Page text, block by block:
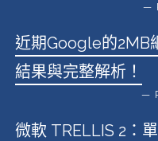
近期Google的2MB
結果與完整解析！
微軟 TRELLIS 2：